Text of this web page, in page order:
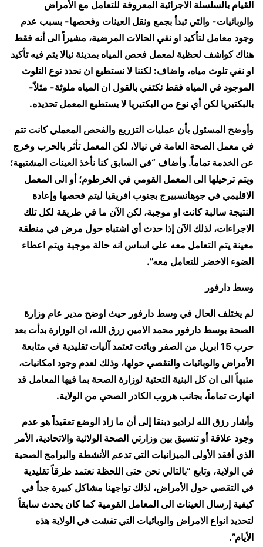
القيام بالسلسلة الاجرائية المعروفة للتعامل مع الأمراض
والوبائيات- والتي تبدأ بجمع ونقل العينات وفحصها- بسبب عدم
وجود معامل لتأكيد او نفي الحالات المرضية، مشيراً الى أنه فقط
هناك كواشف لحظية لمعمل فحص المياه بمدينة نيالا يتم فيه تأكيد
او نفي تلوث مياه، واضاف: لكننا لا نستطيع ان نحدد نوع التلوث
الموجود في المياه فقط نكتفي بالقول ان المياه ملوثة- مثلاً-
بالبكتيريا لكن أي نوع من البكتيريا لا يستطيع المعمل تحديده.
وأوضح المسئول بأن عمليات التزريع والفحص المعملي كانت تتم
في معمل الصحة العامة في نيالا، لكن المعمل تأثر بالحرب وخرج
عن الخدمة تماماً. وأضاف “في السابق كنا نأخذ العينات المشتبهة؛
ويتم ترحيلها الى المعمل القومي في الخرطوم؛ أو الى المعمل
الاقليمي في جوهانسبيرج بجنوب افريقيا ليتم فحصها وإعادة
النتيجة سالبة كانت او موجبة، لكن الآن ما في طريقة لكل تلك
الاجراءات، لذلك الآن إذا حدث أي اشتباه حول مرض في منطقة
معينة يتم التعامل معه على اساس انه حالة موجبة ويتم اعطاء
الضوء الاخضر للتعامل معه”.
وسط دارفور
لم يختلف الحال في وسط دارفور حيث اوضح مدير عام وزارة
الصحة بوسط دارفور محمد الامين زرق الله، ان الوزارة بدأت بعد
حرب 15 ابريل من الصفر وباتت تعتمد آليات تقليدية في متابعة
الأمراض والوبائيات والتقصي حولها، وذلك لعدم وجود امكانيات،
منبهاً الى ان كل البنية التحتية لوزارة الصحة بما فيها المعامل قد
انهارت تماماً، بجانب هروب الكادر الصحي من الولاية.
وأشار رزق الله لراديو دبنقا إلى أن ما زاد الوضع تعقيداً هو عدم
وجود علاقة أو تنسيق بين وزارتي الصحة الولائية والاتحادية، الأمر
الذي أفقد الأولى الميزانيات التي تدعم الأنشطة والبرامج الصحية
في الولاية، وتابع “بالتالي نحن حتى اللحظة نعتمد طرقاً تقليدية
في التقصي حول الأمراض، لذلك تواجهنا مشاكل كبيرة جداً في
كيفية إرسال العينات الى المعامل القومية كما كان يحدث سابقاً
لتحديد انواع الامراض والوبائيات التي تفشت في الولاية هذه
الأيام”.